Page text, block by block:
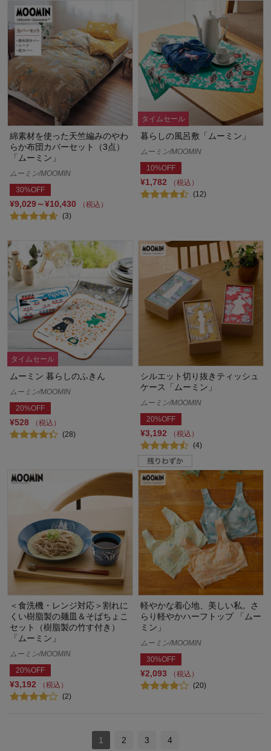
綿素材を使った天竺編みのやわ
らか布団カバーセット（3点）
「ムーミン」
ムーミン/MOOMIN
30%OFF
¥9,029～¥10,430
（税込）
(3)
タイムセール
暮らしの風呂敷「ムーミン」
ムーミン/MOOMIN
10%OFF
¥1,782
（税込）
(12)
タイムセール
ムーミン 暮らしのふきん
ムーミン/MOOMIN
20%OFF
¥528
（税込）
(28)
シルエット切り抜きティッシュ
ケース「ムーミン」
ムーミン/MOOMIN
20%OFF
¥3,192
（税込）
(4)
＜食洗機・レンジ対応＞割れに
くい樹脂製の麺皿＆そばちょこ
セット（樹脂製の竹す付き）
「ムーミン」
ムーミン/MOOMIN
20%OFF
¥3,192
（税込）
(2)
軽やかな着心地、美しい私。さ
らり軽やかハーフトップ 「ムー
ミン」
ムーミン/MOOMIN
30%OFF
¥2,093
（税込）
(20)
1 2 3 4